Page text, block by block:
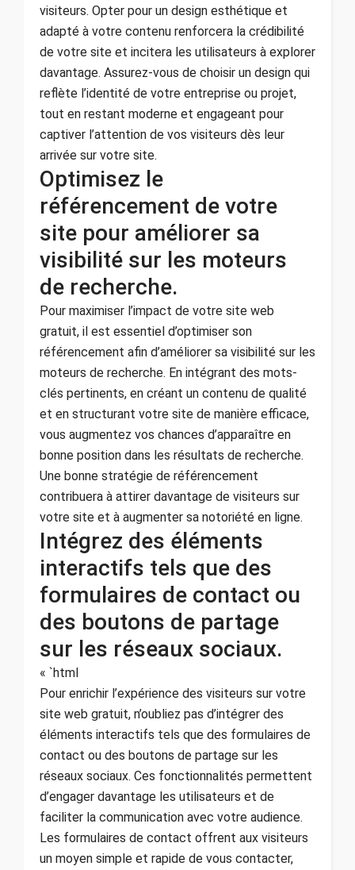
visiteurs. Opter pour un design esthétique et
adapté à votre contenu renforcera la crédibilité
de votre site et incitera les utilisateurs à explorer
davantage. Assurez-vous de choisir un design qui
reflète l’identité de votre entreprise ou projet,
tout en restant moderne et engageant pour
captiver l’attention de vos visiteurs dès leur
arrivée sur votre site.
Optimisez le
référencement de votre
site pour améliorer sa
visibilité sur les moteurs
de recherche.
Pour maximiser l’impact de votre site web
gratuit, il est essentiel d’optimiser son
référencement afin d’améliorer sa visibilité sur les
moteurs de recherche. En intégrant des mots-
clés pertinents, en créant un contenu de qualité
et en structurant votre site de manière efficace,
vous augmentez vos chances d’apparaître en
bonne position dans les résultats de recherche.
Une bonne stratégie de référencement
contribuera à attirer davantage de visiteurs sur
votre site et à augmenter sa notoriété en ligne.
Intégrez des éléments
interactifs tels que des
formulaires de contact ou
des boutons de partage
sur les réseaux sociaux.
« `html
Pour enrichir l’expérience des visiteurs sur votre
site web gratuit, n’oubliez pas d’intégrer des
éléments interactifs tels que des formulaires de
contact ou des boutons de partage sur les
réseaux sociaux. Ces fonctionnalités permettent
d’engager davantage les utilisateurs et de
faciliter la communication avec votre audience.
Les formulaires de contact offrent aux visiteurs
un moyen simple et rapide de vous contacter,